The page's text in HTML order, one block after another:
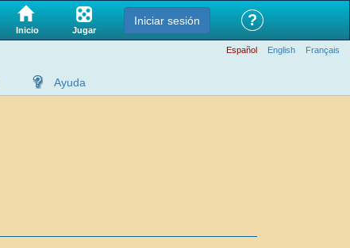
Inicio Jugar
Iniciar sesión ?
Español English Français
Ayuda